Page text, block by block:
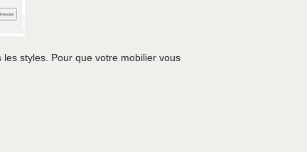
styles. Pour que votre mobilier vous